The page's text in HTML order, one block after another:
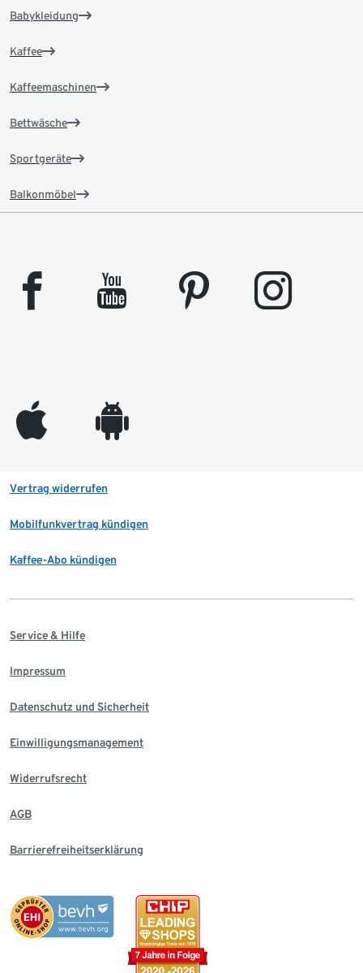
Babykleidung
Kaffee
Kaffeemaschinen
Bettwäsche
Sportgeräte
Balkonmöbel
facebook youtube pinterest instagram
appleinc android
Vertrag widerrufen
Mobilfunkvertrag kündigen
Kaffee-Abo kündigen
Service & Hilfe
Impressum
Datenschutz und Sicherheit
Einwilligungsmanagement
Widerrufsrecht
AGB
Barrierefreiheitserklärung